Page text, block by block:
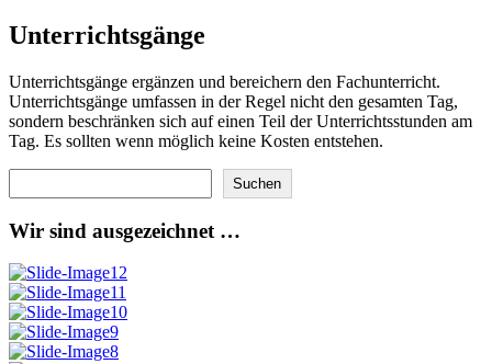
Unterrichtsgänge
Unterrichtsgänge ergänzen und bereichern den Fachunterricht.
Unterrichtsgänge umfassen in der Regel nicht den gesamten Tag,
sondern beschränken sich auf einen Teil der Unterrichtsstunden am
Tag. Es sollten wenn möglich keine Kosten entstehen.
Suchen
Wir sind ausgezeichnet …